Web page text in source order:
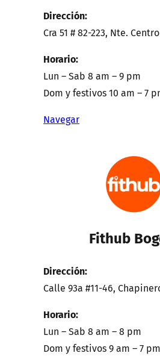
Dirección:
Cra 51 # 82-223, Nte.
Horario:
Lun – Sab 8 am – 9 pm
Dom y festivos 10 am – 7
Navegar
Fithub
Dirección:
Calle 93a #11-46,
Horario:
Lun – Sab 8 am – 8 pm
Dom y festivos 9 am – 7 pm